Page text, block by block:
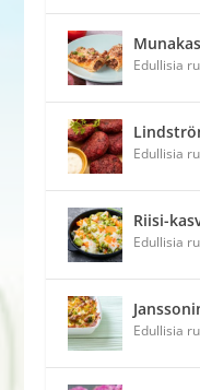
Edullisia
Edullisia
Riisi-
Edullisia
Edullisia